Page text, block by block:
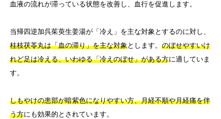
血液の流れが滞っている状態を改善し、血行を促進します。
当帰四逆加呉茱萸生姜湯が「冷え」を主な対象とするのに対し、
桂枝茯苓丸は「血の滞り」を主な対象とします。 のぼせやすいけ
れど足は冷える、いわゆる「冷えのぼせ」がある方に適していま
す。
しもやけの患部が暗紫色になりやすい方、月経不順や月経痛を伴
う方にも効果的とされています。